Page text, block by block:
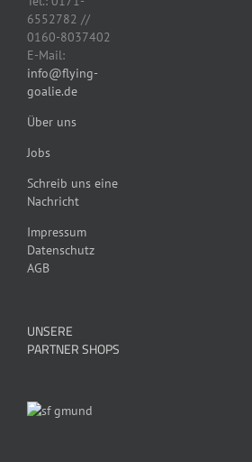
6552782 //
0160-8037402
E-Mail:
info@flying-
goalie.de
Über uns
Jobs
Schreib uns eine
Nachricht
Impressum
Datenschutz
AGB
UNSERE
PARTNER SHOPS